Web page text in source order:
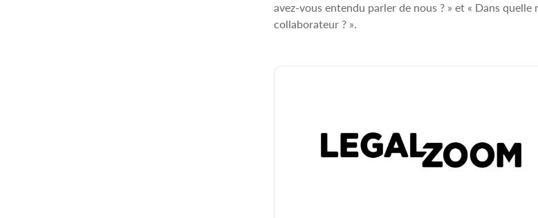
avez‑vous entendu parler de nous ? » et « Dans
collaborateur ? ».